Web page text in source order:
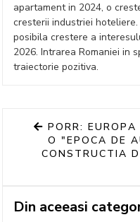
apartament in 2024, o
cresterii industriei
posibila crestere a
2026. Intrarea Romaniei in
traiectorie pozitiva.
PORR:
O "EPOCA DE
CONSTRUCTIA
Din aceeasi